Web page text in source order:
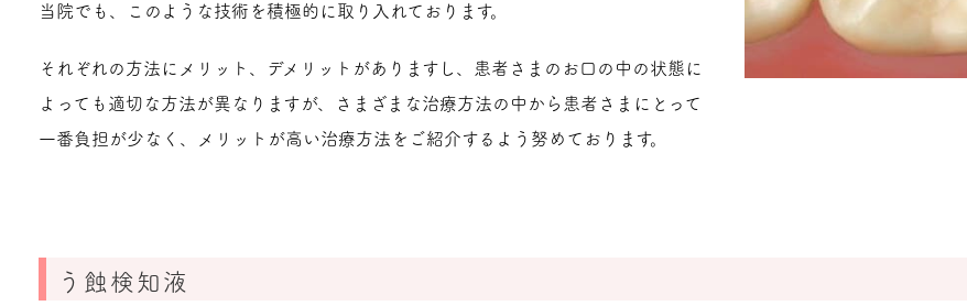
当院でも、このような技術を積極的に取り入れております。
それぞれの方法にメリット、デメリットがありますし、患者さまのお口の中の状態に
よっても適切な方法が異なりますが、さまざまな治療方法の中から患者さまにとって
一番負担が少なく、メリットが高い治療方法をご紹介するよう努めております。
う蝕検知液